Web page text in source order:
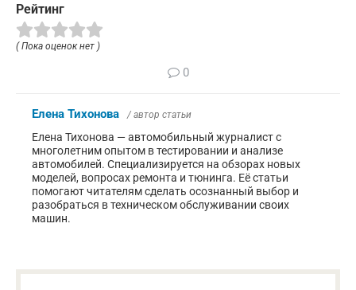
Рейтинг
( Пока оценок нет )
0
Елена Тихонова / автор статьи
Елена Тихонова — автомобильный журналист с
многолетним опытом в тестировании и анализе
автомобилей. Специализируется на обзорах новых
моделей, вопросах ремонта и тюнинга. Её статьи
помогают читателям сделать осознанный выбор и
разобраться в техническом обслуживании своих
машин.